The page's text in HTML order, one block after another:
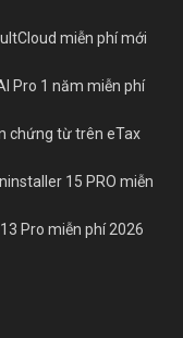
miễn phí mới
Pro 1 năm miễn phí
chứng từ trên eTax
15 PRO miễn
Pro miễn phí 2026